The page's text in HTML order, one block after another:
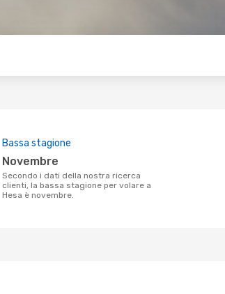
Bassa stagione
novembre
Secondo i dati della nostra ricerca
clienti, la bassa stagione per volare a
Hesa è novembre.